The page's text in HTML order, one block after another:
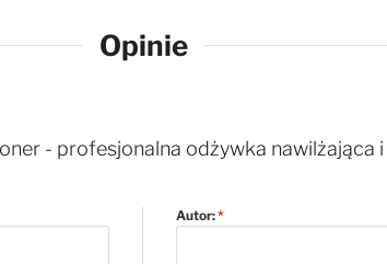
Opinie
- profesjonalna odżywka nawilżająca
Autor: